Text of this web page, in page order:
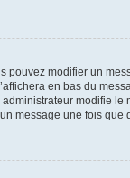
pouvez modifier un
en bas du
modifie
message une fois que